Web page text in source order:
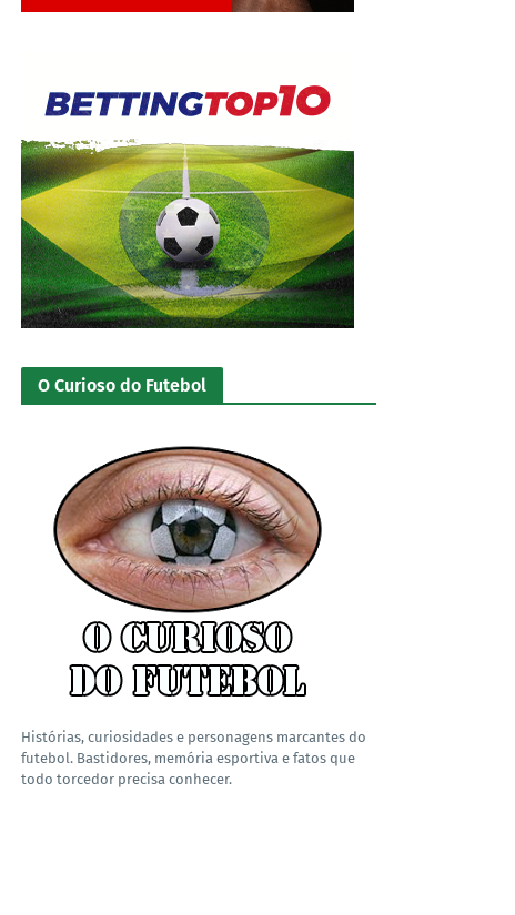
Jogue com responsabilidade. 18+
O Curioso do Futebol
Histórias, curiosidades e personagens marcantes do
futebol. Bastidores, memória esportiva e fatos que
todo torcedor precisa conhecer.